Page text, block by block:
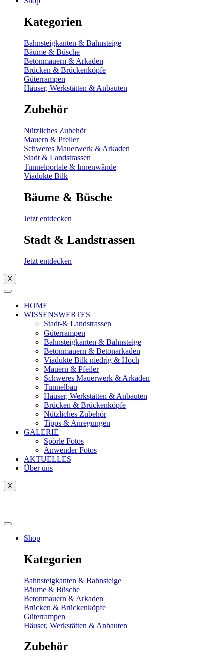
Kategorien
Bahnsteigkanten & Bahnsteige
Bäume & Büsche
Betonmauern & Arkaden
Brücken & Brückenköpfe
Güterrampen
Häuser, Werkstätten & Anbauten
Zubehör
Nützliches Zubehör
Mauern & Pfeiler
Schweres Mauerwerk & Arkaden
Stadt & Landstrassen
Tunnelportale & Innenwände
Viadukte Bilk
Bäume & Büsche
Jetzt entdecken
Stadt & Landstrassen
Jetzt entdecken
X
HOME
WISSENSWERTES
Stadt-& Landstrassen
Güterrampen
Bahnsteigkanten & Bahnsteige
Betonmauern & Betonarkaden
Viadukte Bilk niedrig & Hoch
Mauern & Pfeiler
Schweres Mauerwerk & Arkaden
Tunnelbau
Häuser, Werkstätten & Anbauten
Brücken & Brückenköpfe
Nützliches Zubehör
Tipps & Anregungen
GALERIE
Spörle Fotos
Anwender Fotos
AKTUELLES
Über uns
X
Shop
Kategorien
Bahnsteigkanten & Bahnsteige
Bäume & Büsche
Betonmauern & Arkaden
Brücken & Brückenköpfe
Güterrampen
Häuser, Werkstätten & Anbauten
Zubehör